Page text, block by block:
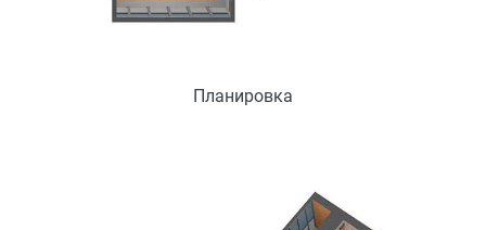
Планировка